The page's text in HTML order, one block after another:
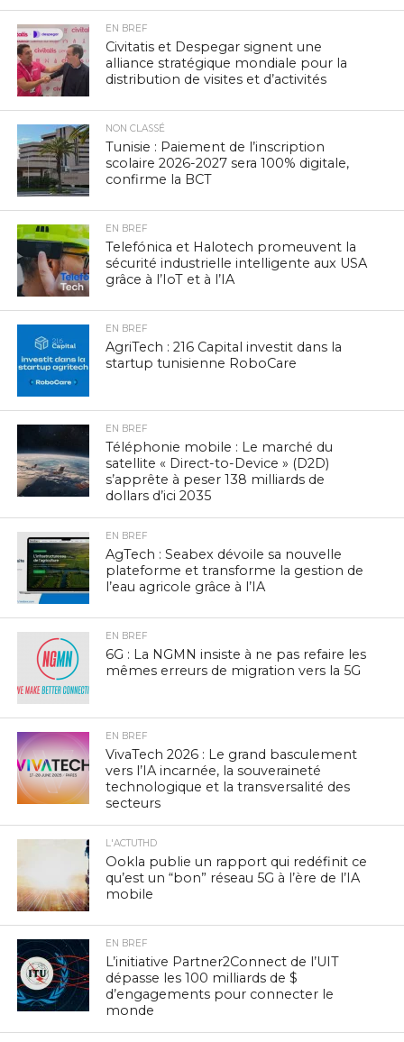
EN BREF
Civitatis et Despegar signent une
alliance stratégique mondiale pour la
distribution de visites et d’activités
NON CLASSÉ
Tunisie : Paiement de l’inscription
scolaire 2026-2027 sera 100% digitale,
confirme la BCT
EN BREF
Telefónica et Halotech promeuvent la
sécurité industrielle intelligente aux USA
grâce à l’IoT et à l’IA
EN BREF
AgriTech : 216 Capital investit dans la
startup tunisienne RoboCare
EN BREF
Téléphonie mobile : Le marché du
satellite « Direct-to-Device » (D2D)
s’apprête à peser 138 milliards de
dollars d’ici 2035
EN BREF
AgTech : Seabex dévoile sa nouvelle
plateforme et transforme la gestion de
l’eau agricole grâce à l’IA
EN BREF
6G : La NGMN insiste à ne pas refaire les
mêmes erreurs de migration vers la 5G
EN BREF
VivaTech 2026 : Le grand basculement
vers l’IA incarnée, la souveraineté
technologique et la transversalité des
secteurs
L'ACTUTHD
Ookla publie un rapport qui redéfinit ce
qu’est un “bon” réseau 5G à l’ère de l’IA
mobile
EN BREF
L’initiative Partner2Connect de l’UIT
dépasse les 100 milliards de $
d’engagements pour connecter le
monde